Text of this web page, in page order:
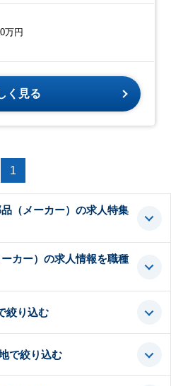
万円
く見る
1
（メーカー）の求人特集
カー）の求人情報を職種
絞り込む
で絞り込む